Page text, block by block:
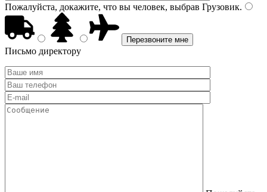
Пожалуйста, докажите, что вы человек, выбрав Грузовик.
Письмо директору